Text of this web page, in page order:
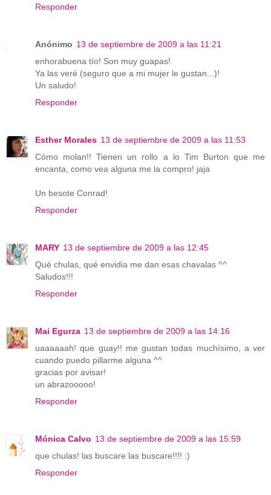
Responder
Anónimo 13 de septiembre de 2009 a las 11:21
enhorabuena tío! Son muy guapas!
Ya las veré (seguro que a mi mujer le gustan...)!
Un saludo!
Responder
Esther Morales 13 de septiembre de 2009 a las 11:53
Cómo molan!! Tienen un rollo a lo Tim Burton que me
encanta, como vea alguna me la compro! jaja
Un besote Conrad!
Responder
MARY 13 de septiembre de 2009 a las 12:45
Qué chulas, qué envidia me dan esas chavalas ^^
Saludos!!!
Responder
Mai Egurza 13 de septiembre de 2009 a las 14:16
uaaaaaah! que guay!! me gustan todas muchísimo, a ver
cuando puedo pillarme alguna ^^
gracias por avisar!
un abrazooooo!
Responder
Mónica Calvo 13 de septiembre de 2009 a las 15:59
que chulas! las buscare las buscare!!!! :)
Responder